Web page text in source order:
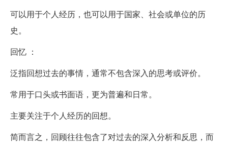
可以用于个人经历，也可以用于国家、社会或单位的历
史。
回忆 ：
泛指回想过去的事情，通常不包含深入的思考或评价。
常用于口头或书面语，更为普遍和日常。
主要关注于个人经历的回想。
简而言之，回顾往往包含了对过去的深入分析和反思，而